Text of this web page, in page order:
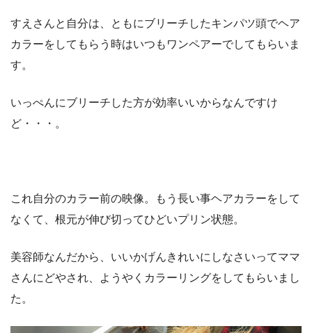
すえさんと自分は、ともにブリーチしたキンパツ頭でヘア
カラーをしてもらう時はいつもワンペアーでしてもらいま
す。
いっぺんにブリーチした方が効率いいからなんですけ
ど・・・。
これ自分のカラー前の映像。もう長い事ヘアカラーをして
なくて、根元が伸び切ってひどいプリン状態。
美容師なんだから、いいかげんきれいにしなさいってママ
さんにどやされ、ようやくカラーリングをしてもらいまし
た。